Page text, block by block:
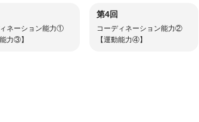
ネーション能力①
力③】
第4回
コーディネーション能力②
【運動能力④】